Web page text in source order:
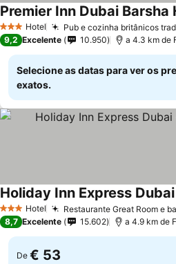
3 EstrelasHotel Pub e cozinha britânicos
Premier Inn Dubai Barsha
9,2 Excelente 10.950 a 4.3 km de
Selecione as datas para ver os
exatos.
3 EstrelasHotel Restaurante Great Room e
8,7 Excelente 15.602 a 4.9 km de
De € 53